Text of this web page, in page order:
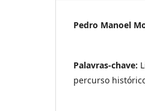
Pedro Manoel
Palavras-chave:
percurso